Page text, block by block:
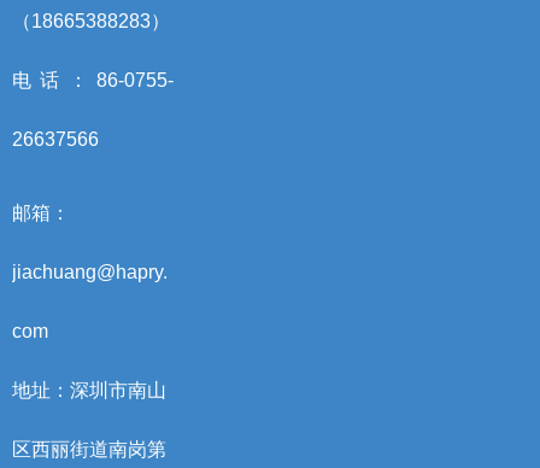
（18665388283）
电话：86-0755-
26637566
邮箱：
jiachuang@hapry.
com
地址：深圳市南山
区西丽街道南岗第